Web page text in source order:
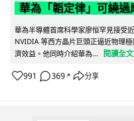
華為「韜定律」可繞過
華為半導體首席科學家廖恒罕見接受
NVIDIA 等西方晶片巨頭正逼近物理
濟效益。他同時介紹華為...
閱讀全文
991 369 ↗ 分享